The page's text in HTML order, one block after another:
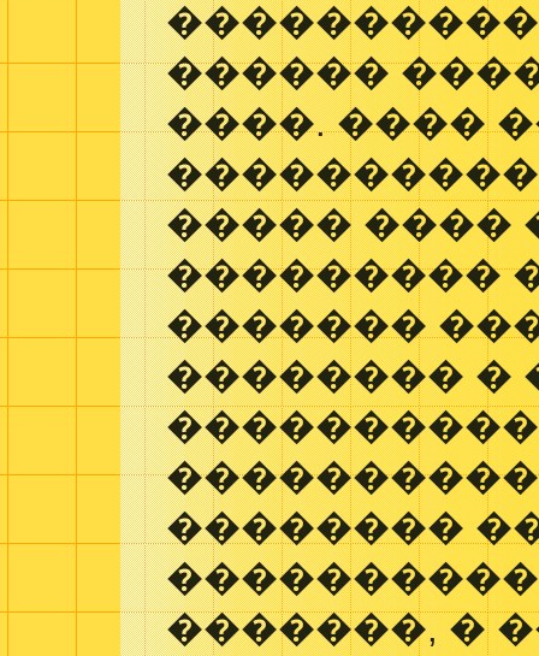
������
����. ����
����� ����
���������
�������
�������� �
��������
�������, �